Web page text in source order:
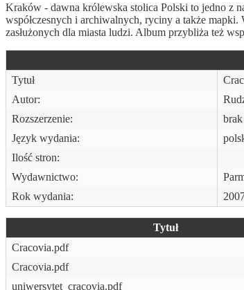
Kraków - dawna królewska stolica Polski to jedno z
współczesnych i archiwalnych, ryciny a także
zasłużonych dla miasta ludzi. Album przybliża też
Tytuł
Autor:
Rozszerzenie:
brak
Język wydania:
Ilość stron:
Wydawnictwo:
Rok wydania:
Tytuł
Cracovia.pdf
Cracovia.pdf
uniwersytet_cracovia.pdf